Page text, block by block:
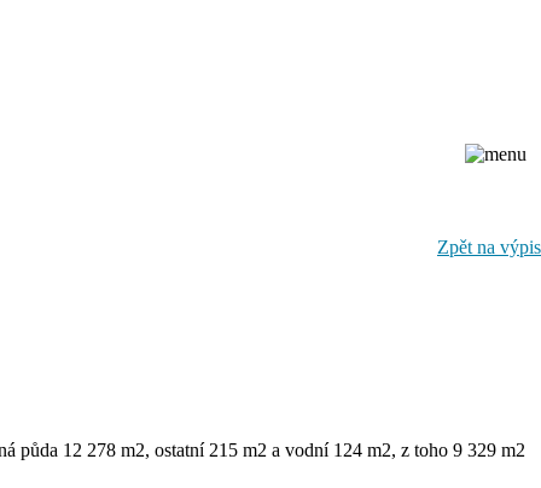
Zpět na výpis
půda 12 278 m2, ostatní 215 m2 a vodní 124 m2, z toho 9 329 m2